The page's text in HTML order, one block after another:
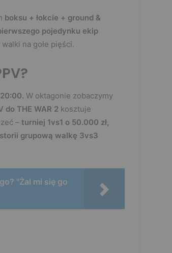
boksu + łokcie + ground &
pojedynku ekip
na gołe pięści.
W oktagonie zobaczymy
do THE WAR 2 kosztuje
– turniej 1vs1 o 50.000 zł,
grupową walkę 3vs3
"Żal mi się go